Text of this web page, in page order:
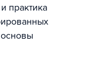
практика